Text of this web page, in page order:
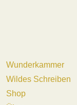
Wunderkammer
Wildes Schreiben
Shop